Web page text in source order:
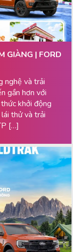
GIÀNG | FORD
nghệ và trải
gần hơn với
khởi động
thử và trải
[…]